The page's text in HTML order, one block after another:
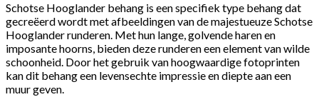
Schotse Hooglander behang is een specifiek type behang dat
gecreëerd wordt met afbeeldingen van de majestueuze Schotse
Hooglander runderen. Met hun lange, golvende haren en
imposante hoorns, bieden deze runderen een element van wilde
schoonheid. Door het gebruik van hoogwaardige fotoprinten
kan dit behang een levensechte impressie en diepte aan een
muur geven.